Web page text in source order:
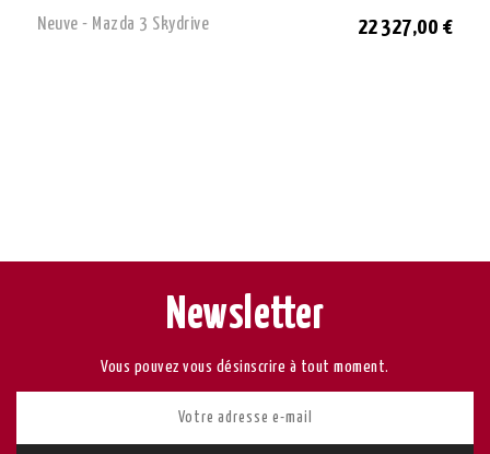
Neuve - Mazda 3 Skydrive 22 327,00 €
Newsletter
Vous pouvez vous désinscrire à tout moment.